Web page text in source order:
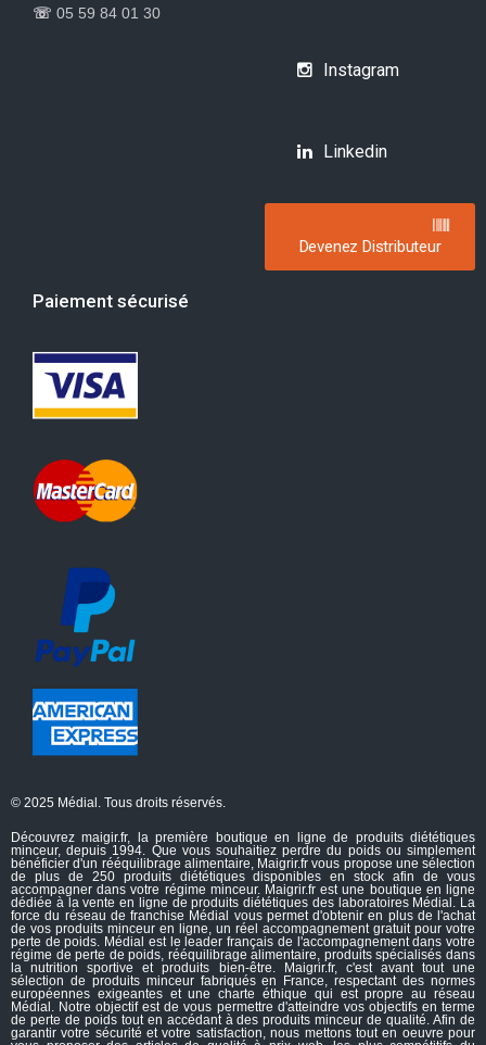
☏ 05 59 84 01 30
Instagram
Linkedin
Devenez Distributeur
Paiement sécurisé
© 2025 Médial. Tous droits réservés.
Découvrez maigir.fr, la première boutique en ligne de produits diététiques
minceur, depuis 1994. Que vous souhaitiez perdre du poids ou simplement
bénéficier d'un rééquilibrage alimentaire, Maigrir.fr vous propose une sélection
de plus de 250 produits diététiques disponibles en stock afin de vous
accompagner dans votre régime minceur. Maigrir.fr est une boutique en ligne
dédiée à la vente en ligne de produits diététiques des laboratoires Médial. La
force du réseau de franchise Médial vous permet d'obtenir en plus de l'achat
de vos produits minceur en ligne, un réel accompagnement gratuit pour votre
perte de poids. Médial est le leader français de l'accompagnement dans votre
régime de perte de poids, rééquilibrage alimentaire, produits spécialisés dans
la nutrition sportive et produits bien-être. Maigrir.fr, c'est avant tout une
sélection de produits minceur fabriqués en France, respectant des normes
européennes exigeantes et une charte éthique qui est propre au réseau
Médial. Notre objectif est de vous permettre d'atteindre vos objectifs en terme
de perte de poids tout en accédant à des produits minceur de qualité. Afin de
garantir votre sécurité et votre satisfaction, nous mettons tout en oeuvre pour